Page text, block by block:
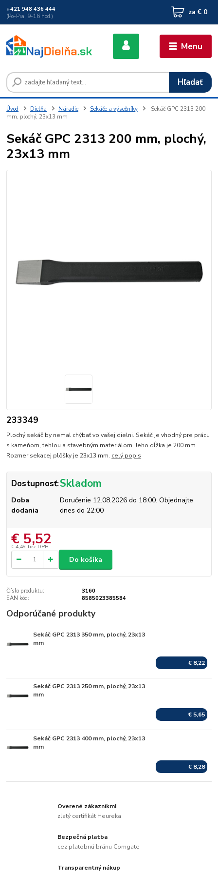
Menu
Hľadať
+421 948 436 444
(Po-Pia, 9-16 hod.)
za € 0
Úvod Dielňa Náradie Sekáče a výsečníky
Sekáč GPC 2313 200
mm, plochý, 23x13 mm
Sekáč GPC 2313 200 mm, plochý,
23x13 mm
233349
Plochý sekáč by nemal chýbať vo vašej dielni. Sekáč je vhodný pre prácu
s kameňom, tehlou a stavebným materiálom. Jeho dĺžka je 200 mm.
Rozmer sekacej plôšky je 23x13 mm. celý popis
Dostupnosť:Skladom
Doba
dodania
Doručenie 12.08.2026 do 18:00. Objednajte
dnes do 22:00
€ 5,52
€ 4,49 bez DPH
Do košíka
Číslo produktu:
3160
EAN kód:
8585023385584
Odporúčané produkty
Sekáč GPC 2313 350 mm, plochý, 23x13
mm
€ 8,22
Sekáč GPC 2313 250 mm, plochý, 23x13
mm
€ 5,65
Sekáč GPC 2313 400 mm, plochý, 23x13
mm
€ 8,28
Overené zákazníkmi
zlatý certifikát Heureka
Bezpečná platba
cez platobnú bránu Comgate
Transparentný nákup